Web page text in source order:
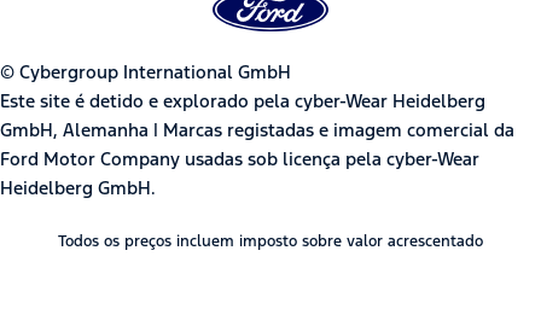
© Cybergroup International GmbH
Este site é detido e explorado pela cyber-Wear Heidelberg
GmbH, Alemanha | Marcas registadas e imagem comercial da
Ford Motor Company usadas sob licença pela cyber-Wear
Heidelberg GmbH.
Todos os preços incluem imposto sobre valor acrescentado